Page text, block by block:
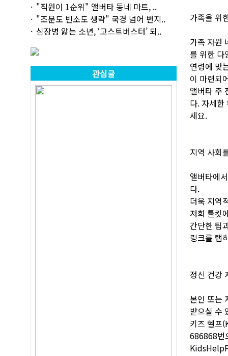
"직원이 1순위" 앨버타 동네 마트, ..
"조문도 빈소도 생략" 국경 넘어 번지..
심장병 앓는 소년, ‘고스트버스터’ 되..
관심글
가족을 위
가족 자원
를 위한 다
연령에 맞
이 마련되
앨버타 주
다. 자세
세요.
지역 사회
앨버타에
다.
더욱 지역
저희 툴킷
간단한 팁
링크를 탭
정신 건강
본인 또는
받으실 수
키즈 헬프
686868번